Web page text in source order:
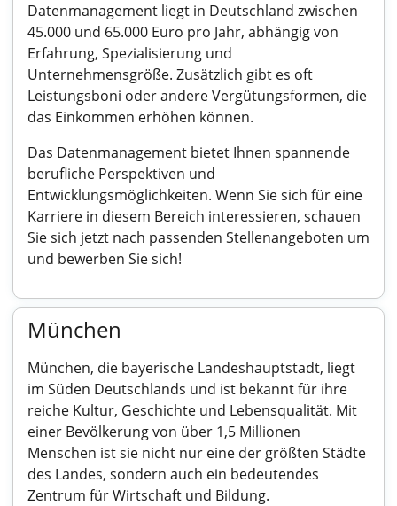
Datenmanagement liegt in Deutschland zwischen
45.000 und 65.000 Euro pro Jahr, abhängig von
Erfahrung, Spezialisierung und
Unternehmensgröße. Zusätzlich gibt es oft
Leistungsboni oder andere Vergütungsformen, die
das Einkommen erhöhen können.
Das Datenmanagement bietet Ihnen spannende
berufliche Perspektiven und
Entwicklungsmöglichkeiten. Wenn Sie sich für eine
Karriere in diesem Bereich interessieren, schauen
Sie sich jetzt nach passenden Stellenangeboten um
und bewerben Sie sich!
München
München, die bayerische Landeshauptstadt, liegt
im Süden Deutschlands und ist bekannt für ihre
reiche Kultur, Geschichte und Lebensqualität. Mit
einer Bevölkerung von über 1,5 Millionen
Menschen ist sie nicht nur eine der größten Städte
des Landes, sondern auch ein bedeutendes
Zentrum für Wirtschaft und Bildung.